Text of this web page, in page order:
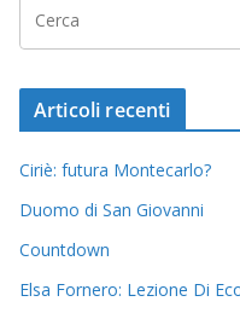
Articoli recenti
Ciriè: futura Montecarlo?
Duomo di San Giovanni
Countdown
Elsa Fornero: Lezione Di